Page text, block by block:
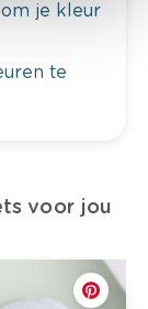
je kleur
te
voor jou